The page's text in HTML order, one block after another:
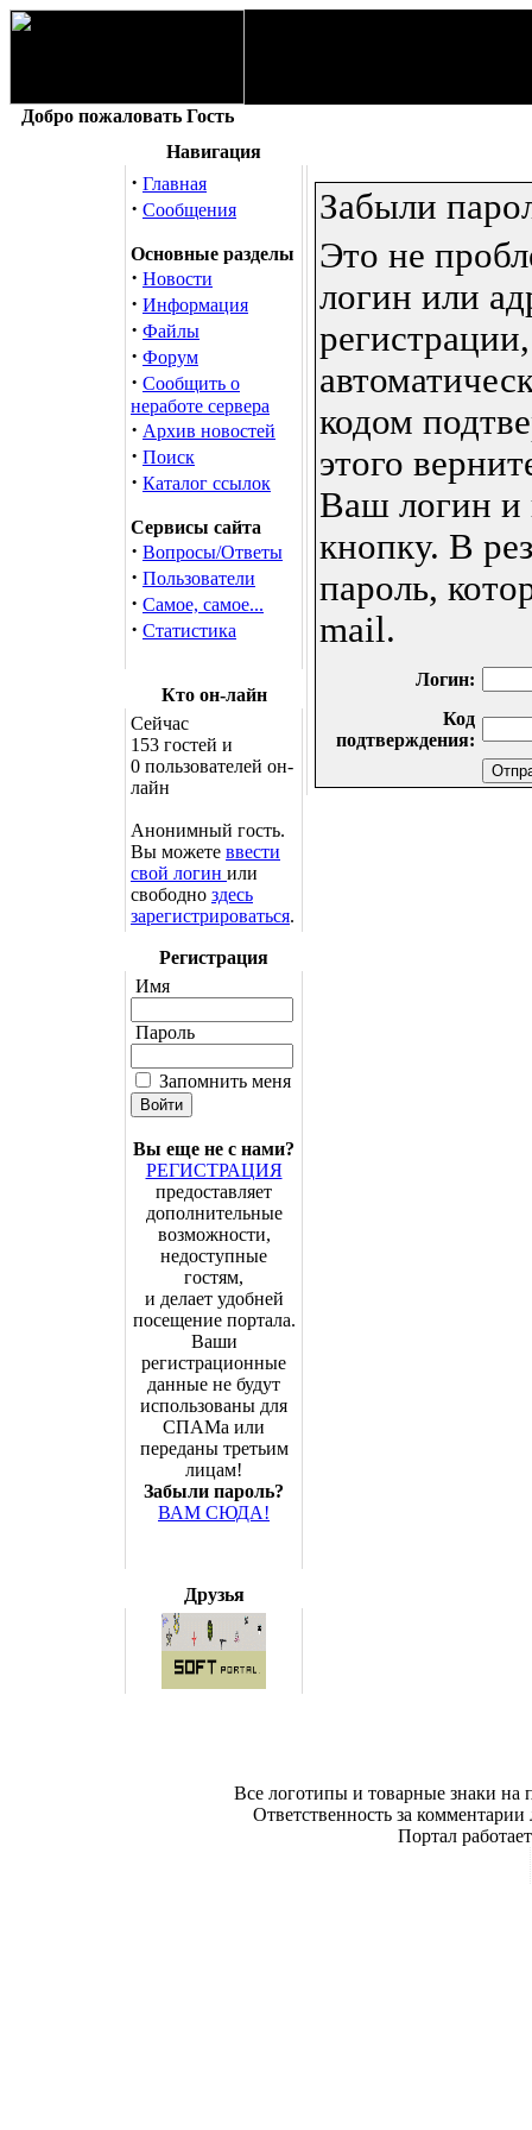
Добро пожаловать Гость
Навигация
· Главная
· Сообщения
Основные разделы
· Новости
· Информация
· Файлы
· Форум
· Сообщить о
неработе сервера
· Архив новостей
· Поиск
· Каталог ссылок
Сервисы сайта
· Вопросы/Ответы
· Пользователи
· Самое, самое...
· Статистика
Кто он-лайн
Сейчас
153 гостей и
0 пользователей он-
лайн
Анонимный гость.
Вы можете ввести
свой логин или
свободно здесь
зарегистрироваться.
Регистрация
Имя
Пароль
Запомнить меня
Вы еще не с нами?
РЕГИСТРАЦИЯ
предоставляет
дополнительные
возможности,
недоступные
гостям,
и делает удобней
посещение портала.
Ваши
регистрационные
данные не будут
использованы для
СПАМа или
переданы третьим
лицам!
Забыли пароль?
ВАМ СЮДА!
Друзья
Забыли
Это не
логин или
кодом
этого
Ваш логин и
кнопку. В
пароль,
mail.
Логин:
Код
подтверждения:
Все логотипы и товарные знаки на
Ответственность за
Портал